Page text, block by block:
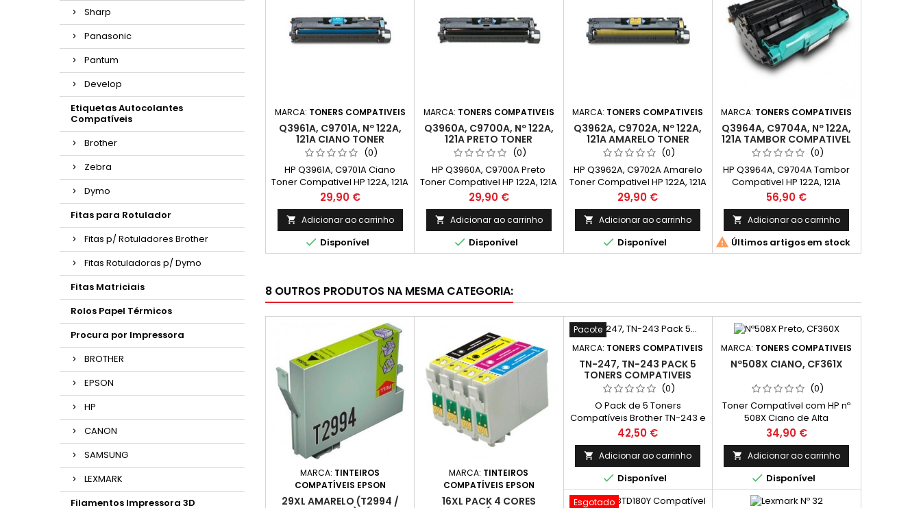
Sharp
Panasonic
Pantum
Develop
Etiquetas Autocolantes
Compatíveis
Brother
Zebra
Dymo
Fitas para Rotulador
Fitas p/ Rotuladores Brother
Fitas Rotuladoras p/ Dymo
Fitas Matriciais
Rolos Papel Térmicos
Procura por Impressora
BROTHER
EPSON
HP
CANON
SAMSUNG
LEXMARK
Filamentos Impressora 3D
MARCA: TONERS COMPATIVEIS
Q3961A, C9701A, Nº 122A,
121A CIANO TONER
COMPATIVEL(0)
HP Q3961A, C9701A Ciano
Toner Compativel HP 122A, 121A
Capacidade: 4.000k
Preço
29,90 €
 Adicionar ao carrinho
 Disponível
MARCA: TONERS COMPATIVEIS
Q3960A, C9700A, Nº 122A,
121A PRETO TONER
COMPATIVEL(0)
HP Q3960A, C9700A Preto
Toner Compativel HP 122A, 121A
Capacidade: 5.000k
Preço
29,90 €
 Adicionar ao carrinho
 Disponível
MARCA: TONERS COMPATIVEIS
Q3962A, C9702A, Nº 122A,
121A AMARELO TONER
COMPATIVEL(0)
HP Q3962A, C9702A Amarelo
Toner Compativel HP 122A, 121A
Capacidade: 4.000k
Preço
29,90 €
 Adicionar ao carrinho
 Disponível
MARCA: TONERS COMPATIVEIS
Q3964A, C9704A, Nº 122A,
121A TAMBOR COMPATIVEL
(DRUM) (0)
HP Q3964A, C9704A Tambor
Compativel HP 122A, 121A
(DRUM) Capacidade: 20.000k
Preço
56,90 €
 Adicionar ao carrinho
 Últimos artigos em stock
8 OUTROS PRODUTOS NA MESMA CATEGORIA:
MARCA: TINTEIROS
COMPATÍVEIS EPSON
29XL AMARELO (T2994 /
MARCA: TINTEIROS
COMPATÍVEIS EPSON
16XL PACK 4 CORES
Pacote
MARCA: TONERS COMPATIVEIS
TN-247, TN-243 PACK 5
TONERS COMPATIVEIS
(0)
O Pack de 5 Toners
Compatíveis Brother TN-243 e
TN-247 Alta Capacidade é a
escolha perfeita para quem
procura uma solução
económica e de alto
rendimento. Inclui 2 toners
pretos e 1 de cada cor (Ciano,
Magenta e Amarelo),
Preço
42,50 €
 Adicionar ao carrinho
 Disponível
MARCA: TONERS COMPATIVEIS
Nº508X CIANO, CF361X
(0)
Toner Compatível com HP nº
508X Ciano de Alta
Capacidade CF361X
Capacidade: 9.500 páginas.
Preço
34,90 €
 Adicionar ao carrinho
 Disponível
Esgotado